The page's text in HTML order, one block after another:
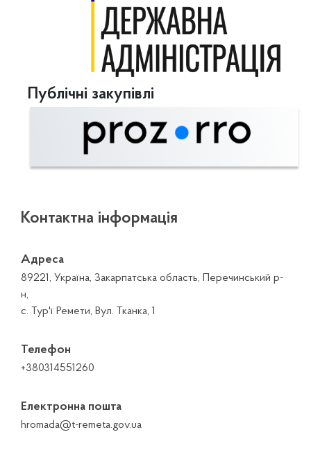
Публічні закупівлі
Контактна інформація
Адреса
89221, Україна, Закарпатська область, Перечинський р-
н,
с. Тур'ї Ремети, Вул. Тканка, 1
Телефон
+380314551260
Електронна пошта
hromada@t-remeta.gov.ua